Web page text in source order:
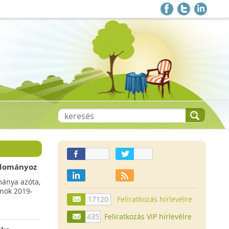
azóta,
2019-
17120
Feliratkozás hírlevélre
435
Feliratkozás VIP hírlevélre